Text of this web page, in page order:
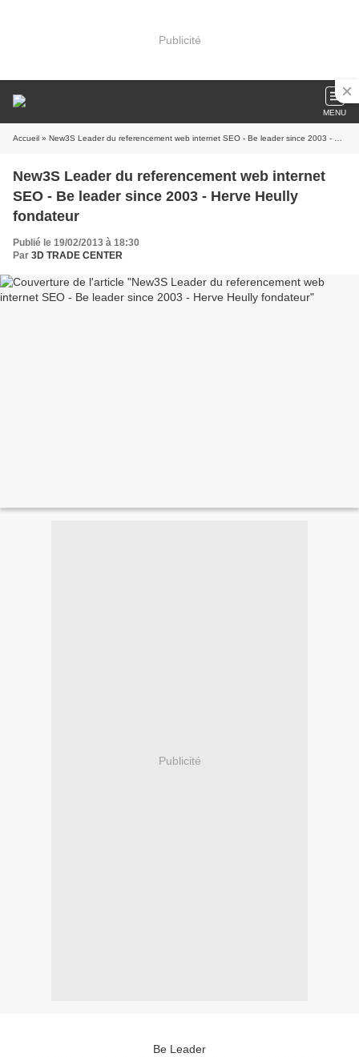
Publicité
MENU
Accueil » New3S Leader du referencement web internet SEO - Be leader since 2003 - Herve Heully fondateur
New3S Leader du referencement web internet
SEO - Be leader since 2003 - Herve Heully
fondateur
Publié le 19/02/2013 à 18:30
Par 3D TRADE CENTER
Publicité
Be Leader